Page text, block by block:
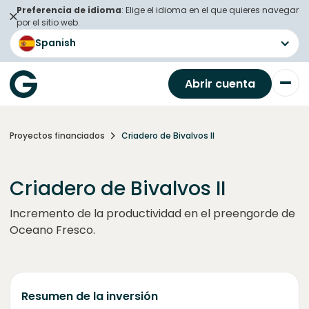
Preferencia de idioma: Elige el idioma en el que quieres navegar
por el sitio web.
Spanish
Abrir cuenta
Proyectos financiados Criadero de Bivalvos II
Criadero de Bivalvos II
Incremento de la productividad en el preengorde de
Oceano Fresco.
Resumen de la inversión